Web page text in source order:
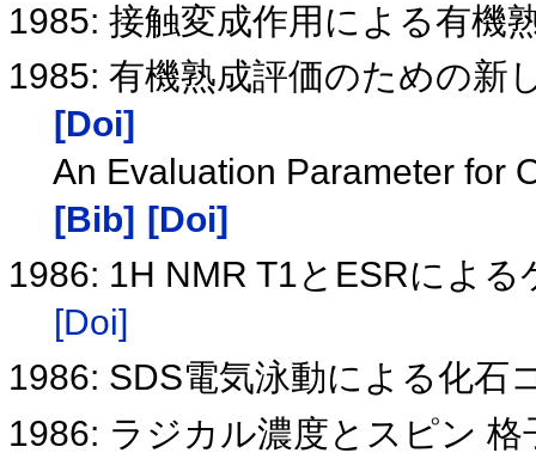
1985: 接触変成作用による有機
1985: 有機熟成評価のための新
[Doi]
An Evaluation Parameter for
[Bib]
[Doi]
1986: 1H NMR T1とESRによ
[Doi]
1986: SDS電気泳動による化石
1986: ラジカル濃度とスピン